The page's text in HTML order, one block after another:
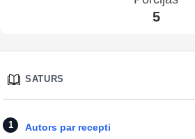
5
SATURS
Autors par recepti